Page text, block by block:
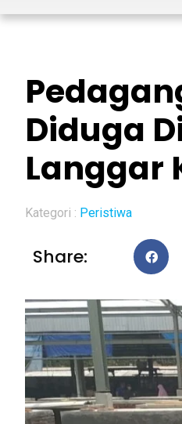
Diduga
Langgar
Kategori : Peristiwa
Share: